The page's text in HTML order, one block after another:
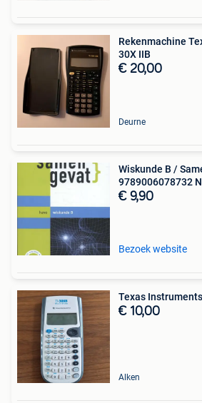
Rekenmachine
30X IIB
€ 20,00
Deurne
Wiskunde B /
9789006078732
€ 9,90
Bezoek website
Texas
€ 10,00
Alken